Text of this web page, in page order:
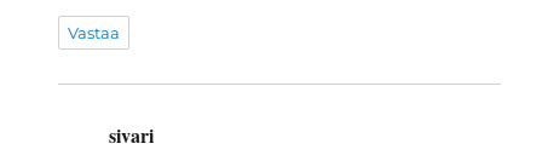
Vastaa
sivari